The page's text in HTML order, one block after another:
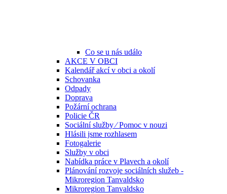
Co se u nás událo
AKCE V OBCI
Kalendář akcí v obci a okolí
Schovanka
Odpady
Doprava
Požární ochrana
Policie ČR
Sociální služby ⁄ Pomoc v nouzi
Hlásili jsme rozhlasem
Fotogalerie
Služby v obci
Nabídka práce v Plavech a okolí
Plánování rozvoje sociálních služeb -
Mikroregion Tanvaldsko
Mikroregion Tanvaldsko